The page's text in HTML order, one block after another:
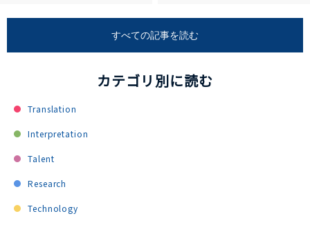
すべての記事を読む
カテゴリ別に読む
Translation
Interpretation
Talent
Research
Technology